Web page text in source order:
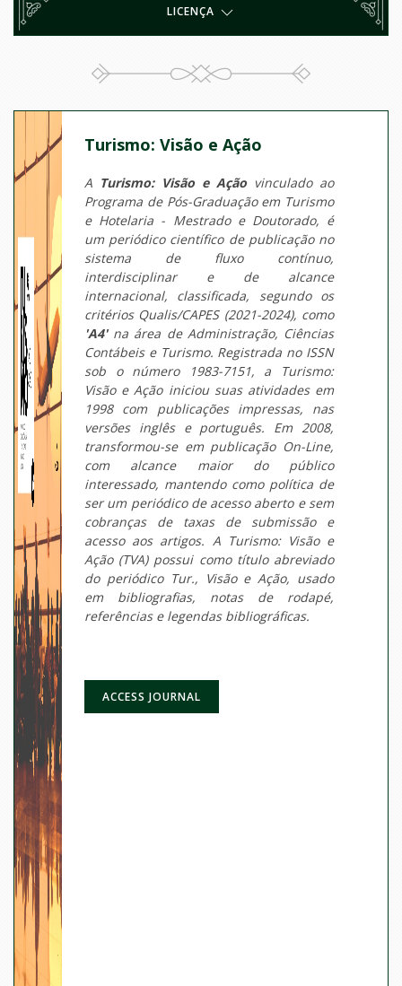
LICENÇA
Turismo: Visão e Ação
A Turismo: Visão e Ação vinculado ao
Programa de Pós-Graduação em Turismo
e Hotelaria - Mestrado e Doutorado, é
um periódico científico de publicação no
sistema de fluxo contínuo,
interdisciplinar e de alcance
internacional, classificada, segundo os
critérios Qualis/CAPES (2021-2024), como
'A4'na área de Administração, Ciências
Contábeis e Turismo. Registrada no ISSN
sob o número 1983-7151, a Turismo:
Visão e Ação iniciou suas atividades em
1998 com publicações impressas, nas
versões inglês e português. Em 2008,
transformou-se em publicação On-Line,
com alcance maior do público
interessado, mantendo como política de
ser um periódico de acesso aberto e sem
cobranças de taxas de submissão e
acesso aos artigos. A Turismo: Visão e
Ação (TVA) possui como título abreviado
do periódico Tur., Visão e Ação, usado
em bibliografias, notas de rodapé,
referências e legendas bibliográficas.
ACCESS JOURNAL